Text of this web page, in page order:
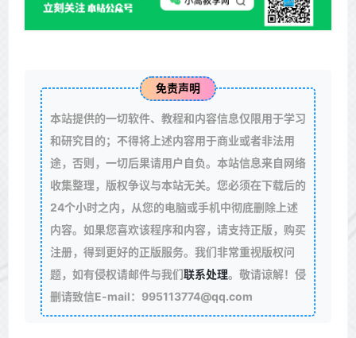
免责声明
本站提供的一切软件、教程和内容信息仅限用于学习
和研究目的；不得将上述内容用于商业或者非法用
途，否则，一切后果请用户自负。本站信息来自网络
收集整理，版权争议与本站无关。您必须在下载后的
24个小时之内，从您的电脑或手机中彻底删除上述
内容。如果您喜欢该程序和内容，请支持正版，购买
注册，得到更好的正版服务。我们非常重视版权问
题，如有侵权请邮件与我们联系处理。敬请谅解！侵
删请致信E-mail：995113774@qq.com